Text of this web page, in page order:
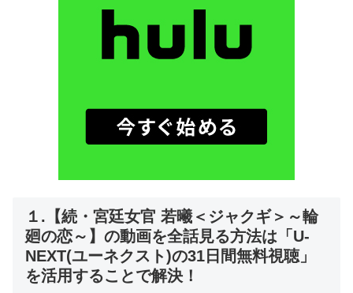
１.【続・宮廷女官 若曦＜ジャクギ＞～輪
廻の恋～】の動画を全話見る方法は「U-
NEXT(ユーネクスト)の31日間無料視聴」
を活用することで解決！